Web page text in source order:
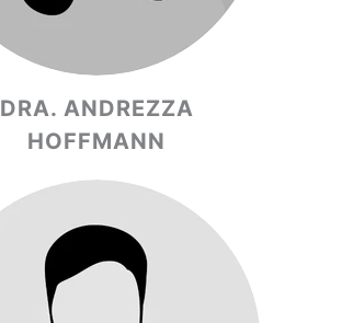
DRA. ANDREZZA
HOFFMANN